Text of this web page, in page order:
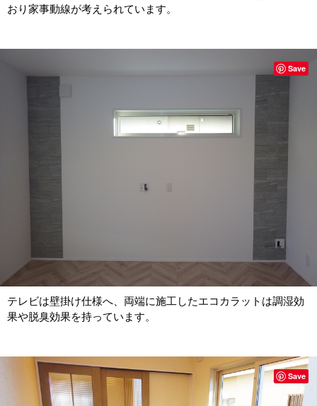
おり家事動線が考えられています。
テレビは壁掛け仕様へ、両端に施工したエコカラットは調湿効
果や脱臭効果を持っています。
Save
Save